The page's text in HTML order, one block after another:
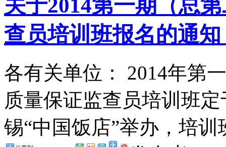
关于2014第一期（总
查员培训班报名的通知
各有关单位： 2014年第
质量保证监查员培训班
锡“中国饭店”举办，培